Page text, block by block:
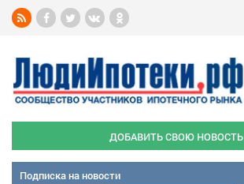
ДОБАВИТЬ СВОЮ НОВОСТЬ
Подписка на новости